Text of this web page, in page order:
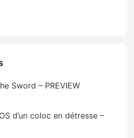
Sword – PREVIEW
d’un coloc en détresse –